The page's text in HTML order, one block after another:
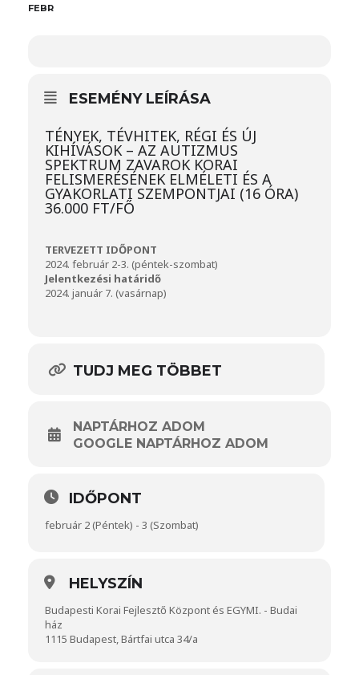
FEBR
ESEMÉNY LEÍRÁSA
TÉNYEK, TÉVHITEK, RÉGI ÉS ÚJ
KIHÍVÁSOK – AZ AUTIZMUS
SPEKTRUM ZAVAROK KORAI
FELISMERÉSÉNEK ELMÉLETI ÉS A
GYAKORLATI SZEMPONTJAI (16 ÓRA)
36.000 FT/FŐ
TERVEZETT IDŐPONT
2024. február 2-3. (péntek-szombat)
Jelentkezési határidő
2024. január 7. (vasárnap)
TUDJ MEG TÖBBET
NAPTÁRHOZ ADOM
GOOGLE NAPTÁRHOZ ADOM
IDŐPONT
február 2 (Péntek) - 3 (Szombat)
HELYSZÍN
Budapesti Korai Fejlesztő Központ és EGYMI. - Budai
ház
1115 Budapest, Bártfai utca 34/a